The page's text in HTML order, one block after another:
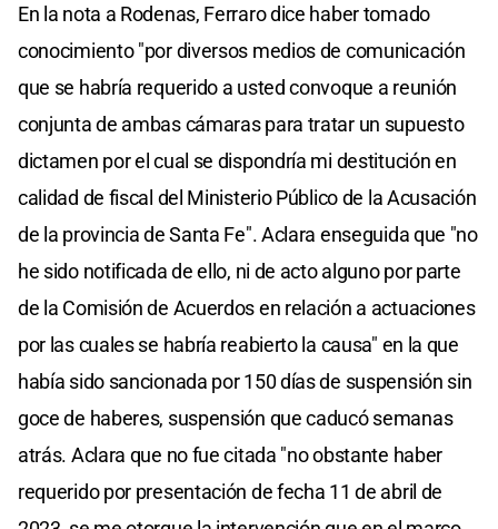
En la nota a Rodenas, Ferraro dice haber tomado
conocimiento "por diversos medios de comunicación
que se habría requerido a usted convoque a reunión
conjunta de ambas cámaras para tratar un supuesto
dictamen por el cual se dispondría mi destitución en
calidad de fiscal del Ministerio Público de la Acusación
de la provincia de Santa Fe". Aclara enseguida que "no
he sido notificada de ello, ni de acto alguno por parte
de la Comisión de Acuerdos en relación a actuaciones
por las cuales se habría reabierto la causa" en la que
había sido sancionada por 150 días de suspensión sin
goce de haberes, suspensión que caducó semanas
atrás. Aclara que no fue citada "no obstante haber
requerido por presentación de fecha 11 de abril de